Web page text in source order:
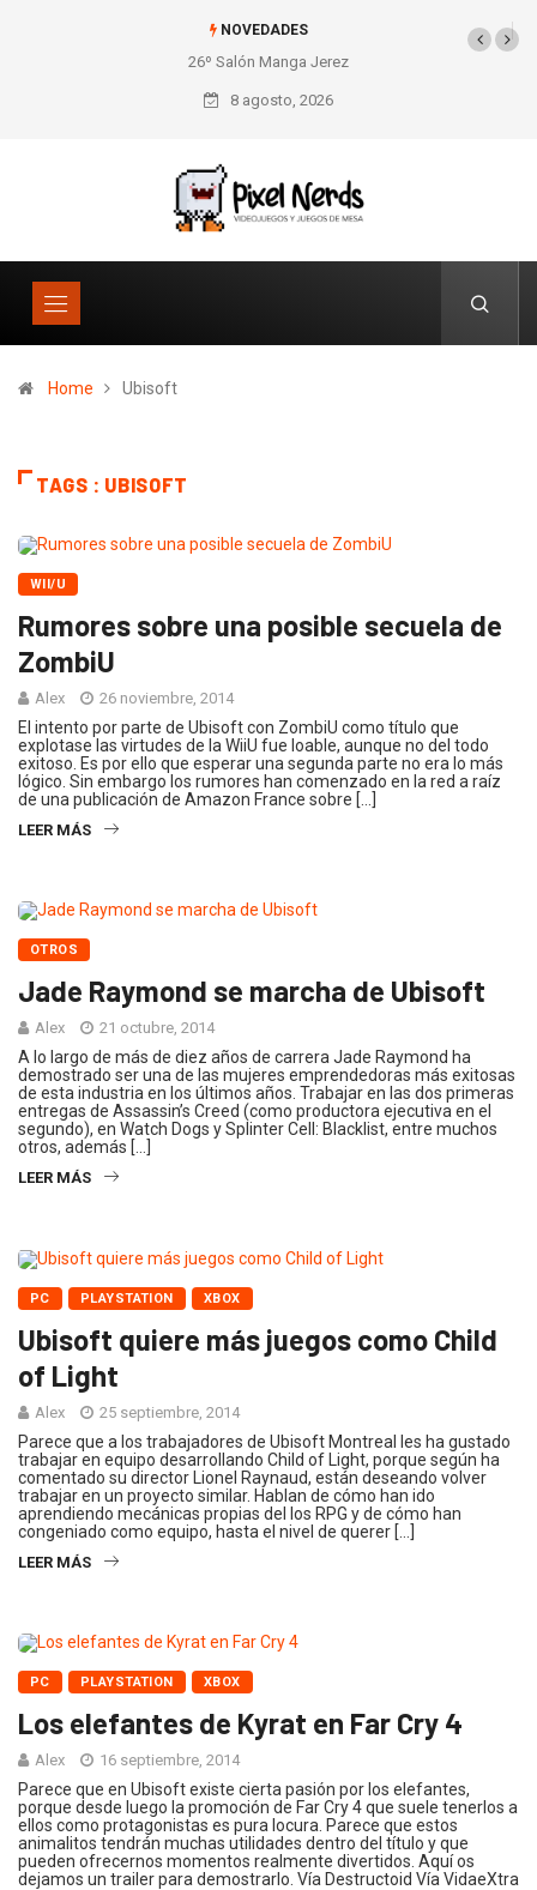
NOVEDADES
26º Salón Manga Jerez SNES Pixel Book para
los amantes de lo retro
8 agosto, 2026
Home Ubisoft
TAGS : UBISOFT
WII/U
Rumores sobre una posible secuela de
ZombiU
Alex 26 noviembre, 2014
El intento por parte de Ubisoft con ZombiU como título que
explotase las virtudes de la WiiU fue loable, aunque no del todo
exitoso. Es por ello que esperar una segunda parte no era lo más
lógico. Sin embargo los rumores han comenzado en la red a raíz
de una publicación de Amazon France sobre […]
LEER MÁS
OTROS
Jade Raymond se marcha de Ubisoft
Alex 21 octubre, 2014
A lo largo de más de diez años de carrera Jade Raymond ha
demostrado ser una de las mujeres emprendedoras más exitosas
de esta industria en los últimos años. Trabajar en las dos primeras
entregas de Assassin’s Creed (como productora ejecutiva en el
segundo), en Watch Dogs y Splinter Cell: Blacklist, entre muchos
otros, además […]
LEER MÁS
PC PLAYSTATION XBOX
Ubisoft quiere más juegos como Child
of Light
Alex 25 septiembre, 2014
Parece que a los trabajadores de Ubisoft Montreal les ha gustado
trabajar en equipo desarrollando Child of Light, porque según ha
comentado su director Lionel Raynaud, están deseando volver
trabajar en un proyecto similar. Hablan de cómo han ido
aprendiendo mecánicas propias del los RPG y de cómo han
congeniado como equipo, hasta el nivel de querer […]
LEER MÁS
PC PLAYSTATION XBOX
Los elefantes de Kyrat en Far Cry 4
Alex 16 septiembre, 2014
Parece que en Ubisoft existe cierta pasión por los elefantes,
porque desde luego la promoción de Far Cry 4 que suele tenerlos a
ellos como protagonistas es pura locura. Parece que estos
animalitos tendrán muchas utilidades dentro del título y que
pueden ofrecernos momentos realmente divertidos. Aquí os
dejamos un trailer para demostrarlo. Vía Destructoid Vía VidaeXtra